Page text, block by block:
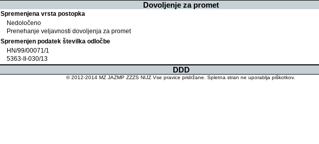
Dovoljenje za promet
Spremenjena vrsta postopka
Nedoločeno
Prenehanje veljavnosti dovoljenja za promet
Spremenjen podatek številka odločbe
HN/99/00071/1
5363-II-030/13
DDD
© 2012-2014 MZ JAZMP ZZZS NIJZ Vse pravice pridržane. Spletna stran ne uporablja piškotkov.